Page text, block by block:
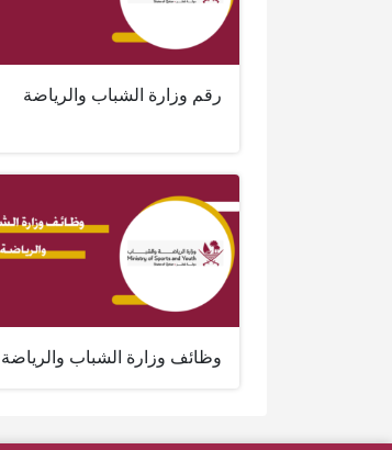
رقم وزارة الشباب والرياضة
وظائف وزارة الشباب والرياضة